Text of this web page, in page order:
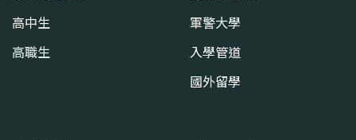
高中生
高職生
軍警大學
入學管道
國外留學